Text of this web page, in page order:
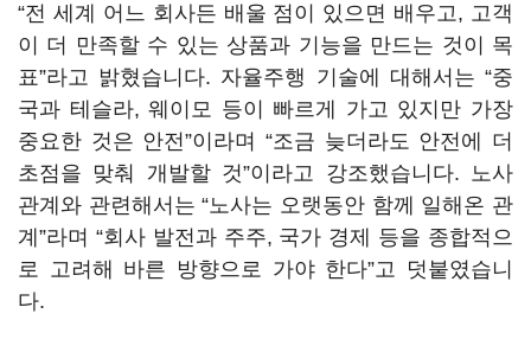
“전 세계 어느 회사든 배울 점이 있으면 배우고, 고객
이 더 만족할 수 있는 상품과 기능을 만드는 것이 목
표”라고 밝혔습니다. 자율주행 기술에 대해서는 “중
국과 테슬라, 웨이모 등이 빠르게 가고 있지만 가장
중요한 것은 안전”이라며 “조금 늦더라도 안전에 더
초점을 맞춰 개발할 것”이라고 강조했습니다. 노사
관계와 관련해서는 “노사는 오랫동안 함께 일해온 관
계”라며 “회사 발전과 주주, 국가 경제 등을 종합적으
로 고려해 바른 방향으로 가야 한다”고 덧붙였습니
다.